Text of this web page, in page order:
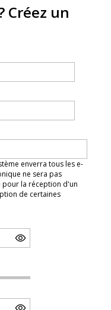
Créez un
enverra tous les e-
ne sera pas
pour la réception d'un
de certaines